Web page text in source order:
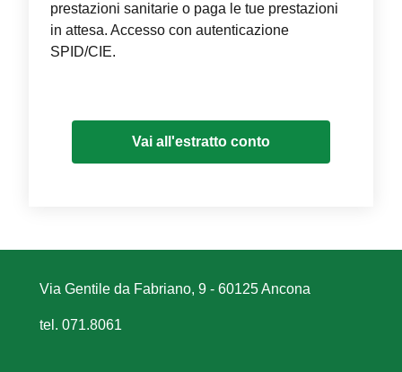
prestazioni sanitarie o paga le tue prestazioni
in attesa. Accesso con autenticazione
SPID/CIE.
Vai all'estratto conto
Via Gentile da Fabriano, 9 - 60125 Ancona
tel. 071.8061